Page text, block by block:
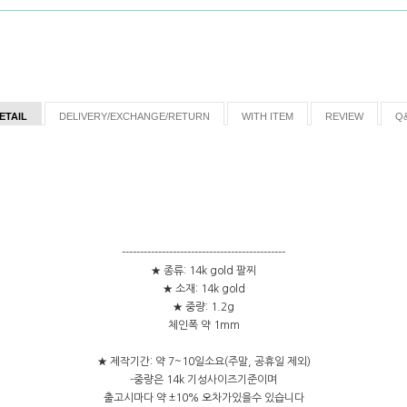
DELIVERY/EXCHANGE/RETURN WITH ITEM REVIEW
---------------------------------------------
★ 종류: 14k gold 팔찌
★ 소재: 14k gold
★ 중량: 1.2g
체인폭 약 1mm
★ 제작기간: 약 7~10일소요(주말, 공휴일 제외)
-중량은 14k 기성사이즈기준이며
출고시마다 약 ±10% 오차가있을수 있습니다